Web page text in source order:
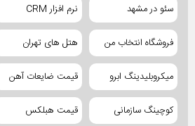
سئو در مشهد نرم افزار CRM
فروشگاه انتخاب من هتل های تهران
میکروبلیدینگ ابرو قیمت ضایعات آهن
کوچینگ سازمانی قیمت هبلکس